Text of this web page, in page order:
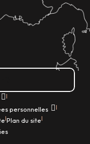
|
personnelles |
|Plan du site|